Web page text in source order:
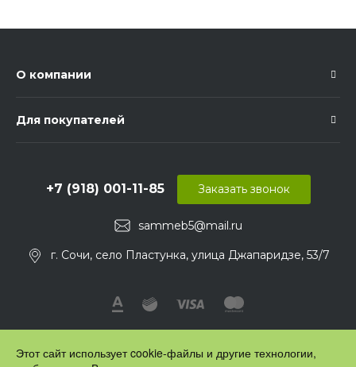
О компании
Для покупателей
sammeb5@mail.ru
+7 (918) 001-11-85
г. Сочи, село Пластунка, улица Джапаридзе, 53/7
Заказать звонок
Этот сайт использует cookie-файлы и другие технологии,